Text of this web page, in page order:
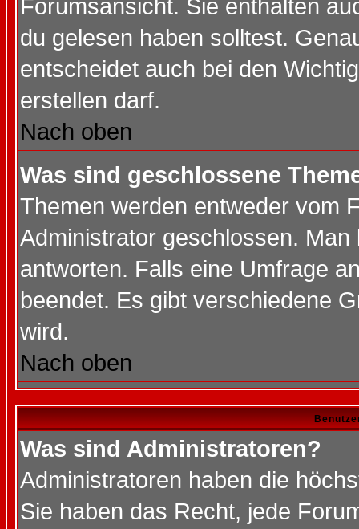
Forumsansicht. Sie enthalten
du gelesen haben solltest.
entscheidet auch bei den
erstellen darf.
Nach oben
Was sind geschlossene
Themen werden entweder vom
Administrator geschlossen.
antworten. Falls eine Umfrage
beendet. Es gibt verschiedene
wird.
Nach oben
Was sind Administratoren?
Administratoren haben die
Sie haben das Recht, jede